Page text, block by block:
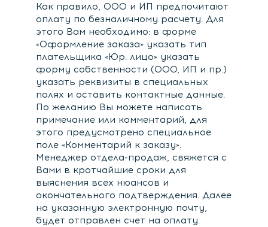
Как правило, ООО и ИП предпочитают
оплату по безналичному расчету. Для
этого Вам необходимо: в форме
«Оформление заказа» указать тип
плательщика «Юр. лицо» указать
форму собственности (ООО, ИП и пр.)
указать реквизиты в специальных
полях и оставить контактные данные.
По желанию Вы можете написать
примечание или комментарий, для
этого предусмотрено специальное
поле «Комментарий к заказу».
Менеджер отдела-продаж, свяжется с
Вами в кротчайшие сроки для
выяснения всех нюансов и
окончательного подтверждения. Далее
на указанную электронную почту,
будет отправлен счет на оплату.